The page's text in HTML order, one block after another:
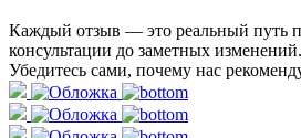
Каждый отзыв — это реальный путь
консультации до заметных изменений.
Убедитесь сами, почему нас